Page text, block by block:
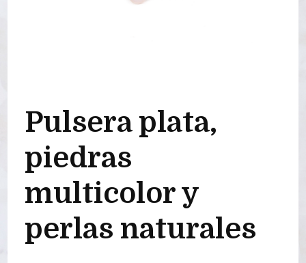
Pulsera plata,
piedras
multicolor y
perlas naturales